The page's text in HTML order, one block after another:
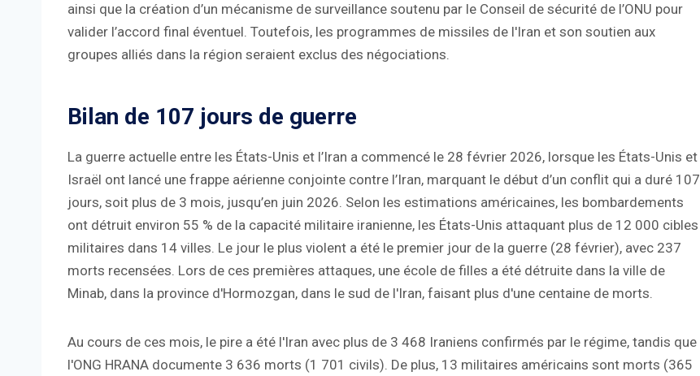
ainsi que la création d’un mécanisme de surveillance soutenu par le Conseil de sécurité de l’ONU pour
valider l’accord final éventuel. Toutefois, les programmes de missiles de l'Iran et son soutien aux
groupes alliés dans la région seraient exclus des négociations.
Bilan de 107 jours de guerre
La guerre actuelle entre les États-Unis et l’Iran a commencé le 28 février 2026, lorsque les États-Unis et
Israël ont lancé une frappe aérienne conjointe contre l’Iran, marquant le début d’un conflit qui a duré 107
jours, soit plus de 3 mois, jusqu’en juin 2026. Selon les estimations américaines, les bombardements
ont détruit environ 55 % de la capacité militaire iranienne, les États-Unis attaquant plus de 12 000 cibles
militaires dans 14 villes. Le jour le plus violent a été le premier jour de la guerre (28 février), avec 237
morts recensées. Lors de ces premières attaques, une école de filles a été détruite dans la ville de
Minab, dans la province d'Hormozgan, dans le sud de l'Iran, faisant plus d'une centaine de morts.
Au cours de ces mois, le pire a été l'Iran avec plus de 3 468 Iraniens confirmés par le régime, tandis que
l'ONG HRANA documente 3 636 morts (1 701 civils). De plus, 13 militaires américains sont morts (365